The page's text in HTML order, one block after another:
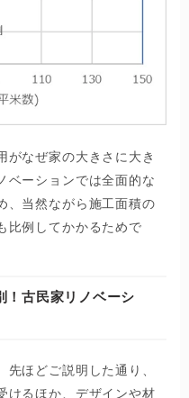
がなぜ家の大きさに大き
ベーションでは全面的な
、当然ながら施工面積の
比例してかかるためで
！古民家リノベーシ
ほどご説明した通り、
けるほか、デザインや材